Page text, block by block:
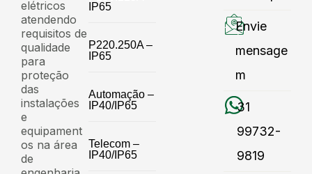
elétricos
atendendo
requisitos de
qualidade
para
proteção
das
instalações
e
equipament
os na área
de
IP65
P220.250A –
IP65
Automação –
IP40/IP65
Telecom –
IP40/IP65
Envie
mensage
m
31
99732-
9819